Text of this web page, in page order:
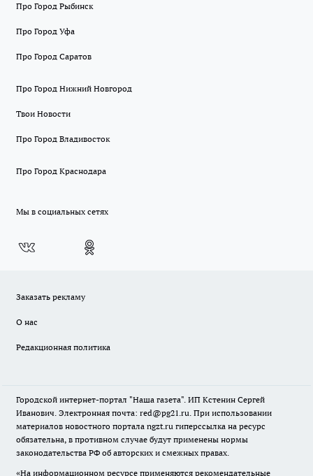
Про Город Рыбинск
Про Город Уфа
Про Город Саратов
Про Город Нижний Новгород
Твои Новости
Про Город Владивосток
Про Город Краснодара
Мы в социальных сетях
Заказать рекламу
О нас
Редакционная политика
Городской интернет-портал "Наша газета". ИП Кстенин Сергей
Иванович. Электронная почта: red@pg21.ru. При использовании
материалов новостного портала ngzt.ru гиперссылка на ресурс
обязательна, в противном случае будут применены нормы
законодательства РФ об авторских и смежных правах.
«На информационном ресурсе применяются рекомендательные